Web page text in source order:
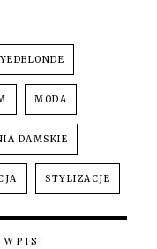
MODA
DAMSKIE
STYLIZACJE